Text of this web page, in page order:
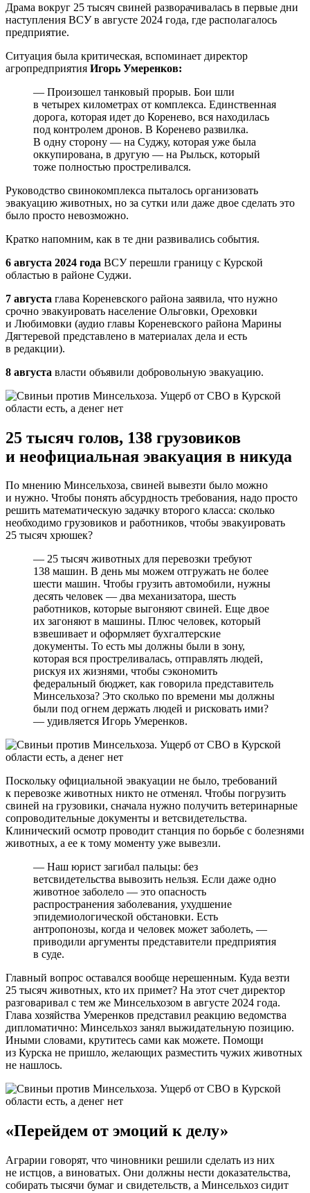
Драма вокруг 25 тысяч свиней разворачивалась в первые дни
наступления ВСУ в августе 2024 года, где располагалось
предприятие.
Ситуация была критическая, вспоминает директор
агропредприятия Игорь Умеренков:
— Произошел танковый прорыв. Бои шли
в четырех километрах от комплекса. Единственная
дорога, которая идет до Коренево, вся находилась
под контролем дронов. В Коренево развилка.
В одну сторону — на Суджу, которая уже была
оккупирована, в другую — на Рыльск, который
тоже полностью простреливался.
Руководство свинокомплекса пыталось организовать
эвакуацию животных, но за сутки или даже двое сделать это
было просто невозможно.
Кратко напомним, как в те дни развивались события.
6 августа 2024 года ВСУ перешли границу с Курской
областью в районе Суджи.
7 августа глава Кореневского района заявила, что нужно
срочно эвакуировать население Ольговки, Ореховки
и Любимовки (аудио главы Кореневского района Марины
Дягтеревой представлено в материалах дела и есть
в редакции).
8 августа власти объявили добровольную эвакуацию.
25 тысяч голов, 138 грузовиков
и неофициальная эвакуация в никуда
По мнению Минсельхоза, свиней вывезти было можно
и нужно. Чтобы понять абсурдность требования, надо просто
решить математическую задачку второго класса: сколько
необходимо грузовиков и работников, чтобы эвакуировать
25 тысяч хрюшек?
— 25 тысяч животных для перевозки требуют
138 машин. В день мы можем отгружать не более
шести машин. Чтобы грузить автомобили, нужны
десять человек — два механизатора, шесть
работников, которые выгоняют свиней. Еще двое
их загоняют в машины. Плюс человек, который
взвешивает и оформляет бухгалтерские
документы. То есть мы должны были в зону,
которая вся простреливалась, отправлять людей,
рискуя их жизнями, чтобы сэкономить
федеральный бюджет, как говорила представитель
Минсельхоза? Это сколько по времени мы должны
были под огнем держать людей и рисковать ими?
— удивляется Игорь Умеренков.
Поскольку официальной эвакуации не было, требований
к перевозке животных никто не отменял. Чтобы погрузить
свиней на грузовики, сначала нужно получить ветеринарные
сопроводительные документы и ветсвидетельства.
Клинический осмотр проводит станция по борьбе с болезнями
животных, а ее к тому моменту уже вывезли.
— Наш юрист загибал пальцы: без
ветсвидетельства вывозить нельзя. Если даже одно
животное заболело — это опасность
распространения заболевания, ухудшение
эпидемиологической обстановки. Есть
антропонозы, когда и человек может заболеть, —
приводили аргументы представители предприятия
в суде.
Главный вопрос оставался вообще нерешенным. Куда везти
25 тысяч животных, кто их примет? На этот счет директор
разговаривал с тем же Минсельхозом в августе 2024 года.
Глава хозяйства Умеренков представил реакцию ведомства
дипломатично: Минсельхоз занял выжидательную позицию.
Иными словами, крутитесь сами как можете. Помощи
из Курска не пришло, желающих разместить чужих животных
не нашлось.
«Перейдем от эмоций к делу»
Аграрии говорят, что чиновники решили сделать из них
не истцов, а виноватых. Они должны нести доказательства,
собирать тысячи бумаг и свидетельств, а Минсельхоз сидит